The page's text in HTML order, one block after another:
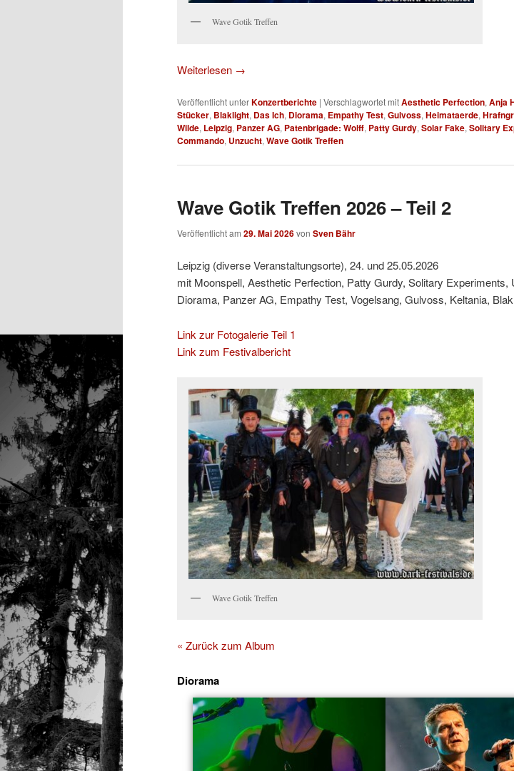
Wave Gotik Treffen
Weiterlesen →
Veröffentlicht unterKonzertberichte | Verschlagwortet mitAesthetic Perfection, Anja
Stücker, Blaklight, Das Ich, Diorama, Empathy Test, Gulvoss, Heimataerde,
Wilde, Leipzig, Panzer AG, Patenbrigade: Wolff, Patty Gurdy, Solar Fake, Solitary
Commando, Unzucht, Wave Gotik Treffen
Wave Gotik Treffen 2026 – Teil 2
Veröffentlicht am 29. Mai 2026von Sven Bähr
Leipzig (diverse Veranstaltungsorte), 24. und 25.05.2026
mit Moonspell, Aesthetic Perfection, Patty Gurdy, Solitary Experiments,
Diorama, Panzer AG, Empathy Test, Vogelsang, Gulvoss, Keltania,
Link zur Fotogalerie Teil 1
Link zum Festivalbericht
Wave Gotik Treffen
« Zurück zum Album
Diorama